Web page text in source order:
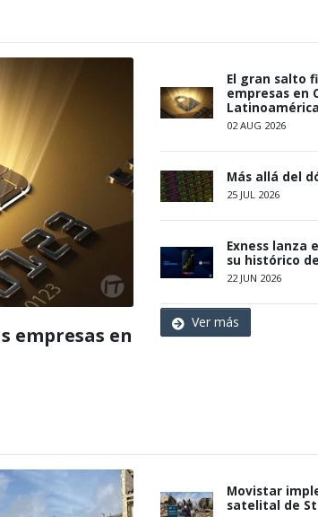
empresas en
El gran salto
empresas en
Latinoamérica
02 AUG 2026
Más allá del
25 JUL 2026
Exness lanza
su histórico
22 JUN 2026
Ver más
Movistar
satelital de